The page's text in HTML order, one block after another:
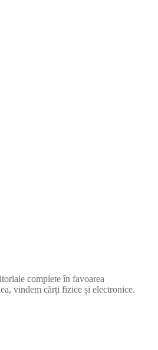
complete în favoarea
vindem cărți fizice și electronice.